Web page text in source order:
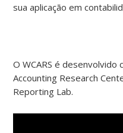
sua aplicação em
O WCARS é
Accounting Research
Reporting Lab.